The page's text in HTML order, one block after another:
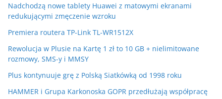
Nadchodzą nowe tablety Huawei z matowymi ekranami
redukującymi zmęczenie wzroku
Premiera routera TP-Link TL-WR1512X
Rewolucja w Plusie na Kartę 1 zł to 10 GB + nielimitowane
rozmowy, SMS-y i MMSY
Plus kontynuuje grę z Polską Siatkówką od 1998 roku
HAMMER i Grupa Karkonoska GOPR przedłużają współpracę